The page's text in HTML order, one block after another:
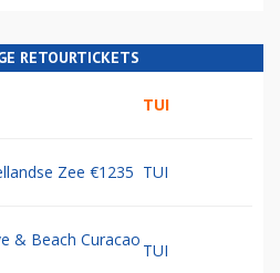
RETOURTICKETS
TUI
Zee €1235 TUI
& Beach Curacao
TUI